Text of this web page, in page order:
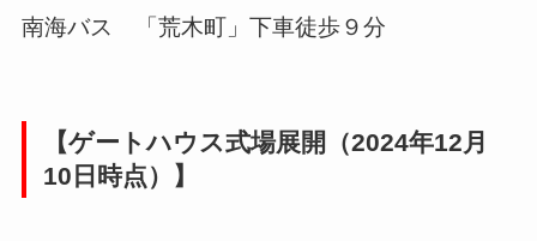
南海バス 「荒木町」下車徒歩９分
【ゲートハウス式場展開（2024年12月
10日時点）】